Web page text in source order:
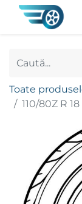
Toate
110/80Z R